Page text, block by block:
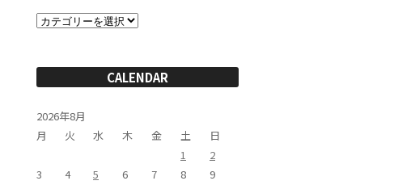
カ
テ
ー
CALENDAR
2026年8月
月
火 水 木 金 土
日
1
2
3
4 5 6 7 8
9